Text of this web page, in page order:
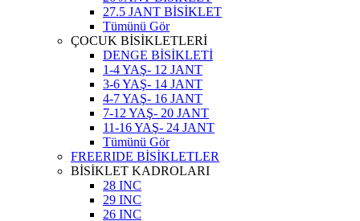
27.5 JANT BİSİKLET
Tümünü Gör
ÇOCUK BİSİKLETLERİ
DENGE BİSİKLETİ
1-4 YAŞ- 12 JANT
3-6 YAŞ- 14 JANT
4-7 YAŞ- 16 JANT
7-12 YAŞ- 20 JANT
11-16 YAŞ- 24 JANT
Tümünü Gör
FREERIDE BİSİKLETLER
BİSİKLET KADROLARI
28 INC
29 INC
26 INC